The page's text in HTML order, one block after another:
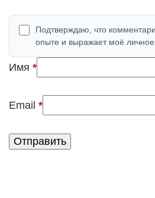
Подтверждаю, что
опыте и выражает моё
Имя *(обязательно)
Email *(обязательно)